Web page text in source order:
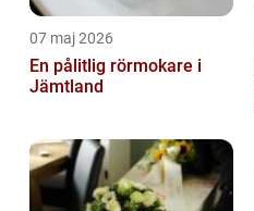
07 maj 2026
En pålitlig rörmokare i
Jämtland